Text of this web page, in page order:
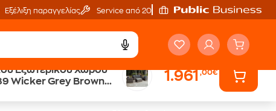
Εξέλιξη παραγγελίας Service από 20'
Εξωτερικού Χώρου
Wicker Grey Brown
1.961,00€